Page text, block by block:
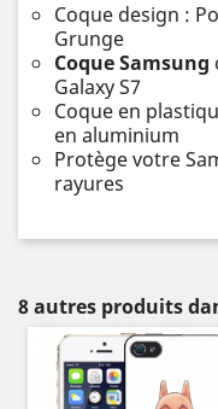
Coque design :
Grunge
Coque Samsung
Galaxy S7
Coque en
en aluminium
Protège votre
rayures
8 autres produits